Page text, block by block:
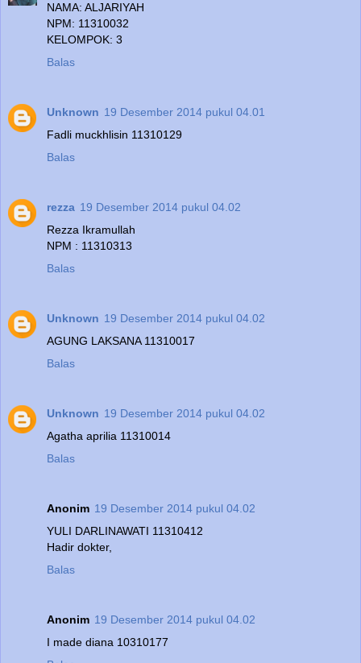
NAMA: ALJARIYAH
NPM: 11310032
KELOMPOK: 3
Balas
Unknown 19 Desember 2014 pukul 04.01
Fadli muckhlisin 11310129
Balas
rezza 19 Desember 2014 pukul 04.02
Rezza Ikramullah
NPM : 11310313
Balas
Unknown 19 Desember 2014 pukul 04.02
AGUNG LAKSANA 11310017
Balas
Unknown 19 Desember 2014 pukul 04.02
Agatha aprilia 11310014
Balas
Anonim 19 Desember 2014 pukul 04.02
YULI DARLINAWATI 11310412
Hadir dokter,
Balas
Anonim 19 Desember 2014 pukul 04.02
I made diana 10310177